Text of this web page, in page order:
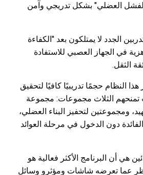
العضلي" بشكل تدريجي وآمن
الجدد لا يمتلكون بعد "الكفاءة
في الجهاز العصبي للاستفادة
الثقل.
النظام حجمًا تدريبيًا كافيًا لتحقيق
تمنحهم الثلاث مجموعات: مجموعة
ومجموعتين لتحفيز البناء العضلي،
دون الدخول في مرحلة العوائد
هي أن البرنامج الأكثر فعالية هو
عما تعرضه شاشات ومؤثرو وسائل